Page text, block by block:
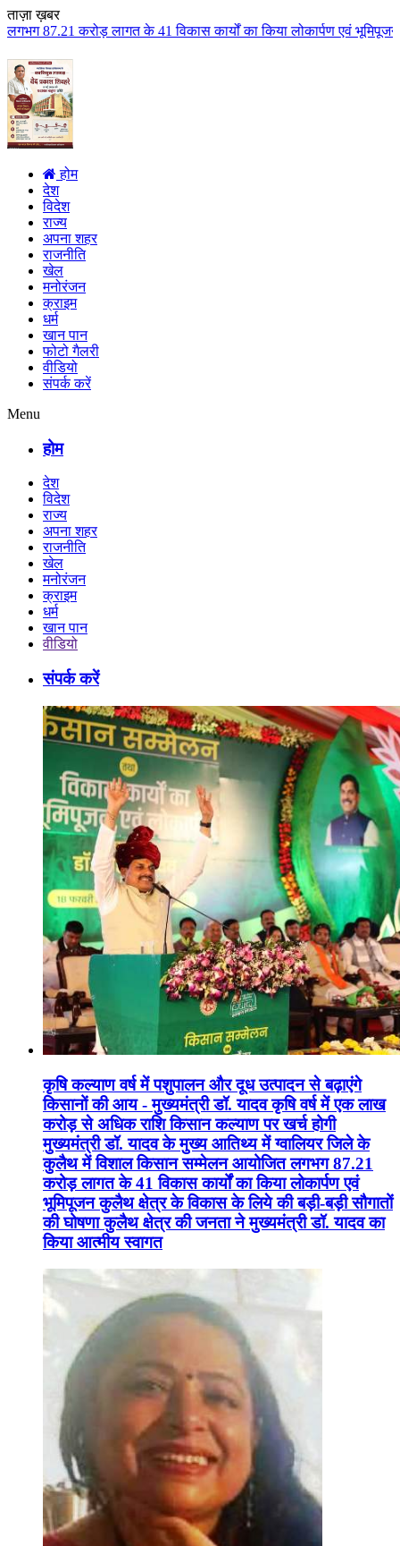
ताज़ा ख़बर
विकास कार्यों का किया लोकार्पण एवं भूमिपूजन कुलैथ क्षेत्र के विकास
होम
देश
विदेश
राज्य
अपना शहर
राजनीति
खेल
मनोरंजन
क्राइम
धर्म
खान पान
फोटो गैलरी
वीडियो
संपर्क करें
Menu
होम
देश
विदेश
राज्य
अपना शहर
राजनीति
खेल
मनोरंजन
क्राइम
धर्म
खान पान
वीडियो
संपर्क करें
कृषि कल्याण वर्ष में पशुपालन और दूध उत्पादन से बढ़ाएंगे
किसानों की आय - मुख्यमंत्री डॉ. यादव कृषि वर्ष में एक लाख
करोड़ से अधिक राशि किसान कल्याण पर खर्च होगी
मुख्यमंत्री डॉ. यादव के मुख्य आतिथ्य में ग्वालियर जिले के
कुलैथ में विशाल किसान सम्मेलन आयोजित लगभग 87.21
करोड़ लागत के 41 विकास कार्यों का किया लोकार्पण एवं
भूमिपूजन कुलैथ क्षेत्र के विकास के लिये की बड़ी-बड़ी सौगातों
की घोषणा कुलैथ क्षेत्र की जनता ने मुख्यमंत्री डॉ. यादव का
किया आत्मीय स्वागत